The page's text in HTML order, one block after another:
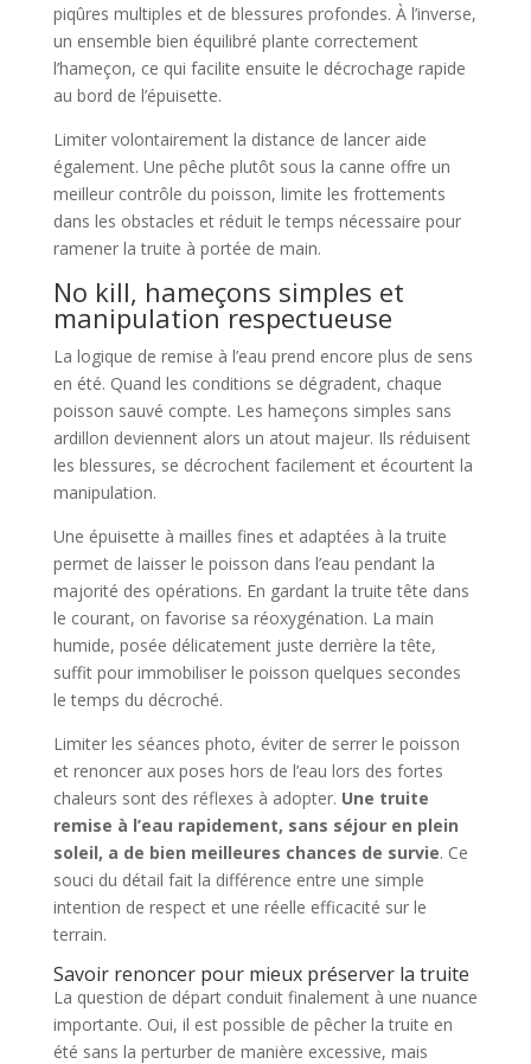
piqûres multiples et de blessures profondes. À l’inverse,
un ensemble bien équilibré plante correctement
l’hameçon, ce qui facilite ensuite le décrochage rapide
au bord de l’épuisette.
Limiter volontairement la distance de lancer aide
également. Une pêche plutôt sous la canne offre un
meilleur contrôle du poisson, limite les frottements
dans les obstacles et réduit le temps nécessaire pour
ramener la truite à portée de main.
No kill, hameçons simples et
manipulation respectueuse
La logique de remise à l’eau prend encore plus de sens
en été. Quand les conditions se dégradent, chaque
poisson sauvé compte. Les hameçons simples sans
ardillon deviennent alors un atout majeur. Ils réduisent
les blessures, se décrochent facilement et écourtent la
manipulation.
Une épuisette à mailles fines et adaptées à la truite
permet de laisser le poisson dans l’eau pendant la
majorité des opérations. En gardant la truite tête dans
le courant, on favorise sa réoxygénation. La main
humide, posée délicatement juste derrière la tête,
suffit pour immobiliser le poisson quelques secondes
le temps du décroché.
Limiter les séances photo, éviter de serrer le poisson
et renoncer aux poses hors de l’eau lors des fortes
chaleurs sont des réflexes à adopter. Une truite
remise à l’eau rapidement, sans séjour en plein
soleil, a de bien meilleures chances de survie. Ce
souci du détail fait la différence entre une simple
intention de respect et une réelle efficacité sur le
terrain.
Savoir renoncer pour mieux préserver la truite
La question de départ conduit finalement à une nuance
importante. Oui, il est possible de pêcher la truite en
été sans la perturber de manière excessive, mais